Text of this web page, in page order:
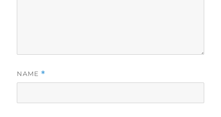
NAME *